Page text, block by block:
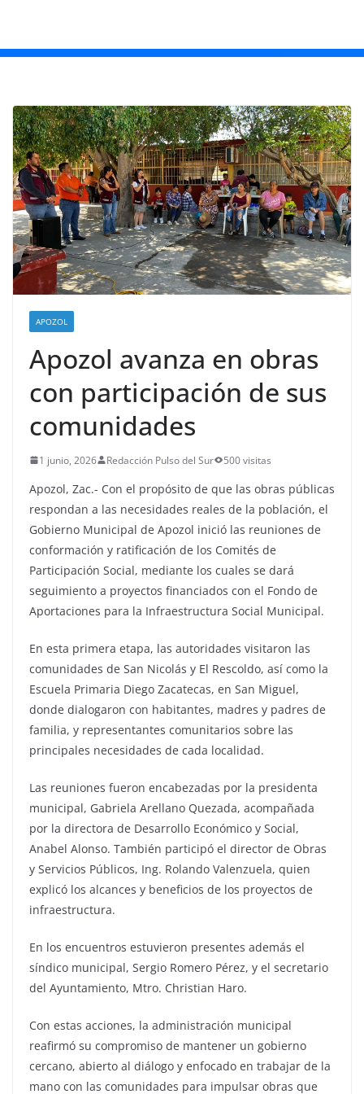
APOZOL
Apozol avanza en obras
con participación de sus
comunidades
1 junio, 2026 Redacción Pulso del Sur 500 visitas
Apozol, Zac.- Con el propósito de que las obras públicas
respondan a las necesidades reales de la población, el
Gobierno Municipal de Apozol inició las reuniones de
conformación y ratificación de los Comités de
Participación Social, mediante los cuales se dará
seguimiento a proyectos financiados con el Fondo de
Aportaciones para la Infraestructura Social Municipal.
En esta primera etapa, las autoridades visitaron las
comunidades de San Nicolás y El Rescoldo, así como la
Escuela Primaria Diego Zacatecas, en San Miguel,
donde dialogaron con habitantes, madres y padres de
familia, y representantes comunitarios sobre las
principales necesidades de cada localidad.
Las reuniones fueron encabezadas por la presidenta
municipal, Gabriela Arellano Quezada, acompañada
por la directora de Desarrollo Económico y Social,
Anabel Alonso. También participó el director de Obras
y Servicios Públicos, Ing. Rolando Valenzuela, quien
explicó los alcances y beneficios de los proyectos de
infraestructura.
En los encuentros estuvieron presentes además el
síndico municipal, Sergio Romero Pérez, y el secretario
del Ayuntamiento, Mtro. Christian Haro.
Con estas acciones, la administración municipal
reafirmó su compromiso de mantener un gobierno
cercano, abierto al diálogo y enfocado en trabajar de la
mano con las comunidades para impulsar obras que